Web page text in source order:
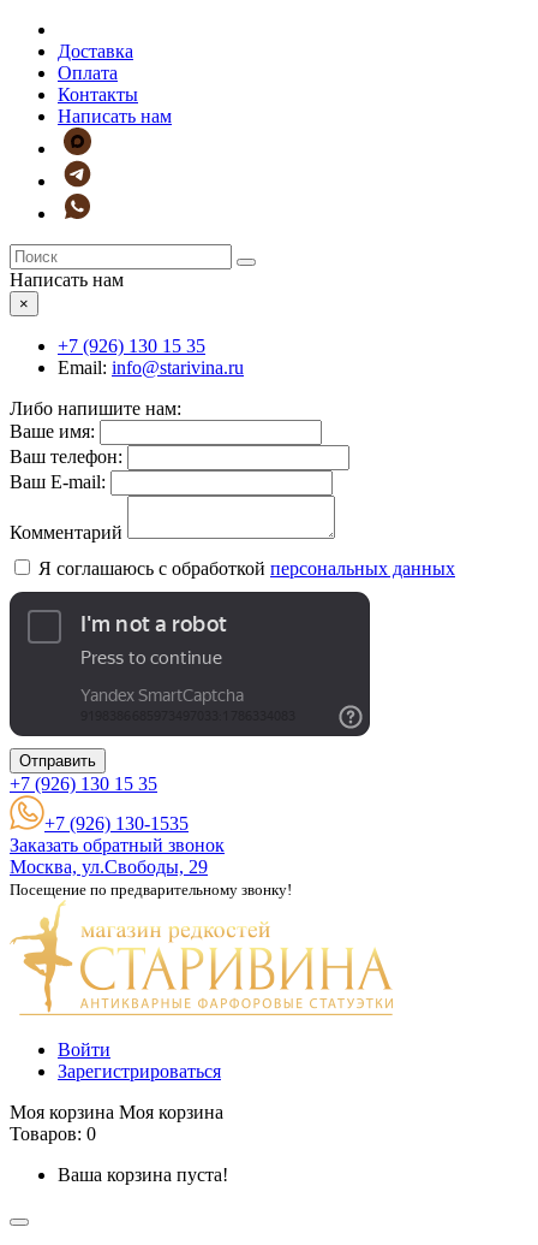
Доставка
Оплата
Контакты
Написать нам
Написать нам
×
+7 (926) 130 15 35
Email: info@starivina.ru
Либо напишите нам:
Ваше имя:
Ваш телефон:
Ваш E-mail:
Комментарий
Я соглашаюсь с обработкой персональных данных
Отправить
+7 (926) 130 15 35
+7 (926) 130-1535
Заказать обратный звонок
Москва, ул.Свободы, 29
Посещение по предварительному звонку!
Войти
Зарегистрироваться
Моя корзина Моя корзина
Товаров: 0
Ваша корзина пуста!